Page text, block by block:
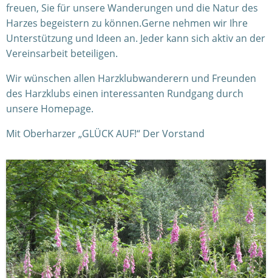
freuen, Sie für unsere Wanderungen und die Natur des
Harzes begeistern zu können.Gerne nehmen wir Ihre
Unterstützung und Ideen an. Jeder kann sich aktiv an der
Vereinsarbeit beteiligen.
Wir wünschen allen Harzklubwanderern und Freunden
des Harzklubs einen interessanten Rundgang durch
unsere Homepage.
Mit Oberharzer „GLÜCK AUF!“ Der Vorstand